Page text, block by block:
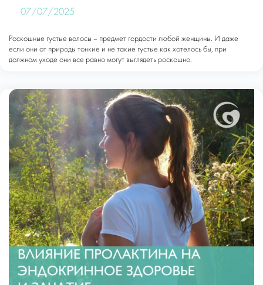
07/07/2025
Роскошные густые волосы – предмет гордости любой женщины. И даже
если они от природы тонкие и не такие густые как хотелось бы, при
должном уходе они все равно могут выглядеть роскошно.